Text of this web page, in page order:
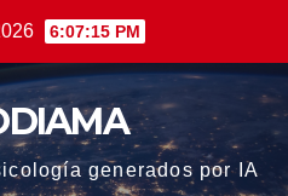
6:07:15 PM
generados por IA